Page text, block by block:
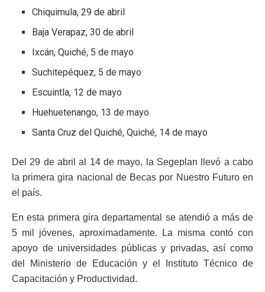
Chiquimula, 29 de abril
Baja Verapaz, 30 de abril
Ixcán, Quiché, 5 de mayo
Suchitepéquez, 5 de mayo
Escuintla, 12 de mayo
Huehuetenango, 13 de mayo
Santa Cruz del Quiché, Quiché, 14 de mayo
Del 29 de abril al 14 de mayo, la Segeplan llevó a cabo
la primera gira nacional de Becas por Nuestro Futuro en
el país.
En esta primera gira departamental se atendió a más de
5 mil jóvenes, aproximadamente. La misma contó con
apoyo de universidades públicas y privadas, así como
del Ministerio de Educación y el Instituto Técnico de
Capacitación y Productividad.